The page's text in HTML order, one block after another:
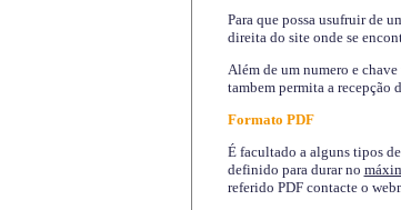
Para que possa usufruir de
direita do site onde se
Além de um numero e
tambem permita a recepção
Formato PDF
É facultado a alguns tipos
definido para durar no
referido PDF contacte o